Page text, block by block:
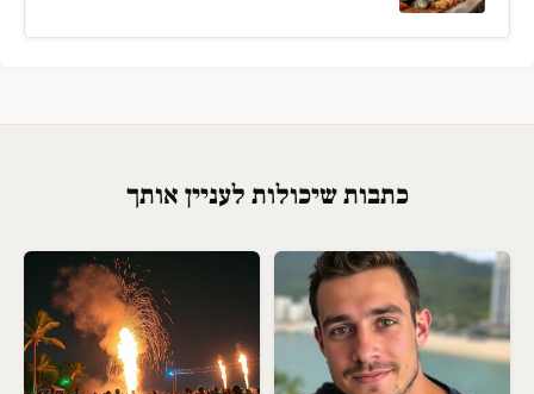
כתבות שיכולות לעניין אותך